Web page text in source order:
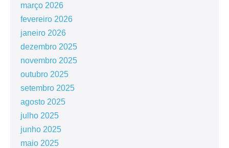
março 2026
fevereiro 2026
janeiro 2026
dezembro 2025
novembro 2025
outubro 2025
setembro 2025
agosto 2025
julho 2025
junho 2025
maio 2025